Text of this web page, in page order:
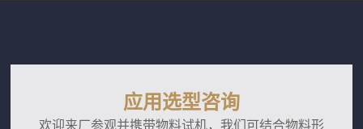
应用选型咨询
欢迎来厂参观并携带物料试机，我们可结合物料形